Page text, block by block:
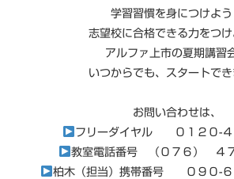
学習習慣を身につけよう
志望校に合格できる力をつけ
アルファ上市の夏期講習
いつからでも、スタートでき
お問い合わせは、
フリーダイヤル ０１２０-４
教室電話番号 （０７６） ４
柏木（担当）携帯番号 ０９０-６